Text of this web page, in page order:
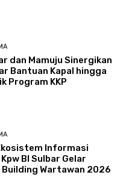
dan Mamuju Sinergikan
Bantuan Kapal hingga
Program KKP
Informasi
BI Sulbar Gelar
Wartawan 2026